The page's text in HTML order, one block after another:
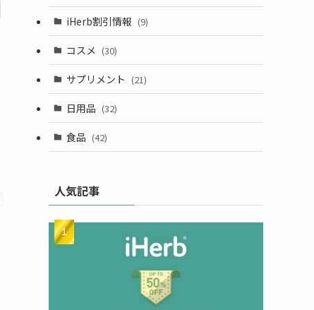
iHerb割引情報 (9)
コスメ (30)
サプリメント (21)
日用品 (32)
食品 (42)
人気記事